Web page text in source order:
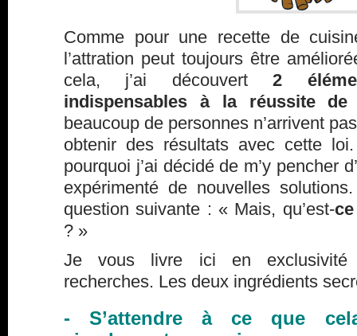
Comme pour une recette de
l’attration peut toujours être
cela, j’ai découvert2
indispensables à la réussite de
beaucoup de personnes n’arrivent
obtenir des résultats avec cette
pourquoi j’ai décidé de m’y pencher
expérimenté de nouvelles
question suivante : « Mais, qu’est-
? »
Je vous livre ici en
recherches. Les deux ingrédients
- S’attendre à ce que